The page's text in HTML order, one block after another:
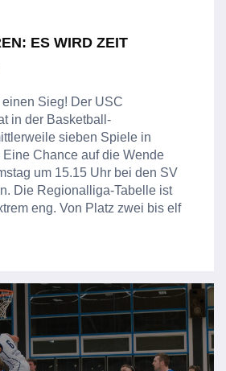
ES WIRD ZEIT
Sieg! Der USC
in der Basketball-
sieben Spiele in
Eine Chance auf die Wende
um 15.15 Uhr bei den SV
Die Regionalliga-Tabelle ist
eng. Von Platz zwei bis elf